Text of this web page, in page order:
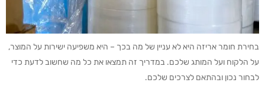
בחירת חומר אריזה היא לא עניין של מה בכך – היא משפיעה ישירות על המוצר,
על הלקוח ועל המותג שלכם. במדריך זה תמצאו את כל מה שחשוב לדעת כדי
לבחור נכון ובהתאם לצרכים שלכם.